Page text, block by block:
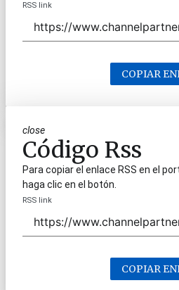
RSS link
COPIAR
close
Código Rss
Para copiar el enlace RSS en el
haga clic en el botón.
RSS link
COPIAR